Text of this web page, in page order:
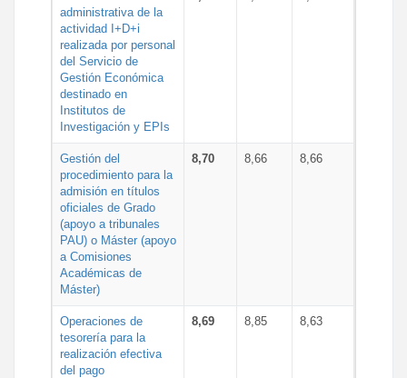
administrativa de la
actividad I+D+i
realizada por personal
del Servicio de
Gestión Económica
destinado en
Institutos de
Investigación y EPIs
Gestión del
procedimiento para la
admisión en títulos
oficiales de Grado
(apoyo a tribunales
PAU) o Máster (apoyo
a Comisiones
Académicas de
Máster)
8,70 8,66 8,66
Operaciones de
tesorería para la
realización efectiva
del pago
8,69 8,85 8,63